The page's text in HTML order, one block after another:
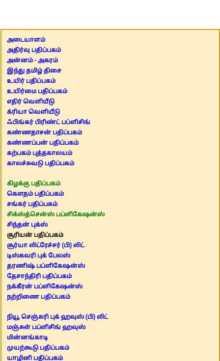
அடையாளம்
அதிர்வு பதிப்பகம்
அன்னம் - அகரம்
இந்து தமிழ் திசை
உயிர் பதிப்பகம்
உயிர்மை பதிப்பகம்
எதிர் வெளியீடு
க்ரியா வெளியீடு
ஃபிங்கர் பிரிண்ட் பப்ளிசிங்
கண்ணதாசன் பதிப்பகம்
கண்ணப்பன் பதிப்பகம்
கற்பகம் புத்தகாலயம்
காலச்சுவடு பதிப்பகம்
கிழக்கு பதிப்பகம்
கௌதம் பதிப்பகம்
சங்கர் பதிப்பகம்
சிக்ஸ்த்சென்ஸ் பப்ளிகேஷன்ஸ்
சிந்தன் புக்ஸ்
சூரியன் பதிப்பகம்
சூர்யா லிட்ரேச்சர் (பி) லிட்
டிஸ்கவரி புக் பேலஸ்
தரணிஷ் பப்ளிகேஷன்ஸ்
தேசாந்திரி பதிப்பகம்
நக்கீரன் பப்ளிகேஷன்ஸ்
நற்றிணை பதிப்பகம்
நியூ செஞ்சுரி புக் ஹவுஸ் (பி) லிட்
மஞ்சுள் பப்ளிசிங் ஹவுஸ்
மின்னங்காடி
முயற்கூடு பதிப்பகம்
யாழினி பதிப்பகம்